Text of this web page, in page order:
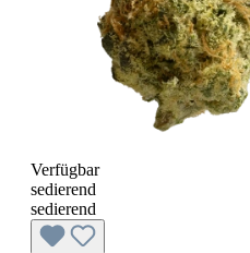
Verfügbar
sedierend
sedierend